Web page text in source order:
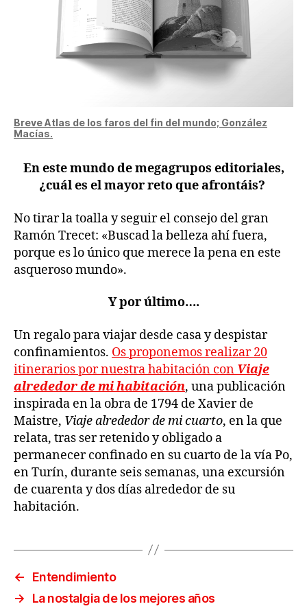
Breve Atlas de los faros del fin del mundo; González
Macías.
En este mundo de megagrupos editoriales,
¿cuál es el mayor reto que afrontáis?
No tirar la toalla y seguir el consejo del gran
Ramón Trecet: «Buscad la belleza ahí fuera,
porque es lo único que merece la pena en este
asqueroso mundo».
Y por último….
Un regalo para viajar desde casa y despistar
confinamientos. Os proponemos realizar 20
itinerarios por nuestra habitación con Viaje
alrededor de mi habitación, una publicación
inspirada en la obra de 1794 de Xavier de
Maistre, Viaje alrededor de mi cuarto, en la que
relata, tras ser retenido y obligado a
permanecer confinado en su cuarto de la vía Po,
en Turín, durante seis semanas, una excursión
de cuarenta y dos días alrededor de su
habitación.
←
Entendimiento
→
La nostalgia de los mejores años